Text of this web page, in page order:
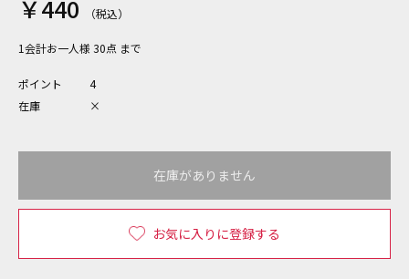
￥440
1会計お一人様 30点 まで
ポイント
4
在庫
×
お気に入りに登録する
在庫がありません